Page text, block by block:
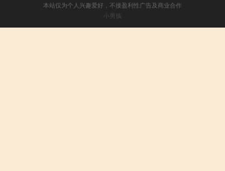
本站仅为个人兴趣爱好，不接盈利性广告及商业合作
小男孩